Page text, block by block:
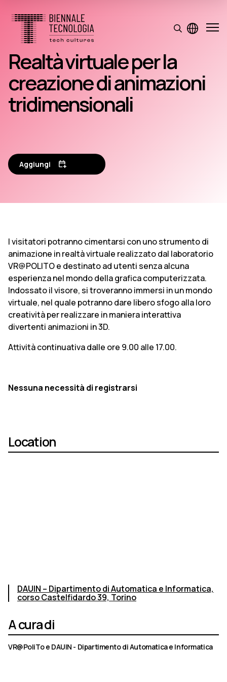
Realtà virtuale per la
creazione di animazioni
tridimensionali
Aggiungi
I visitatori potranno cimentarsi con uno strumento di
animazione in realtà virtuale realizzato dal laboratorio
VR@POLITO e destinato ad utenti senza alcuna
esperienza nel mondo della grafica computerizzata.
Indossato il visore, si troveranno immersi in un mondo
virtuale, nel quale potranno dare libero sfogo alla loro
creatività per realizzare in maniera interattiva
divertenti animazioni in 3D.
Attività continuativa dalle ore 9.00 alle 17.00.
Nessuna necessità di registrarsi
Location
DAUIN – Dipartimento di Automatica e Informatica,
corso Castelfidardo 39, Torino
A cura di
VR@PoliTo e DAUIN - Dipartimento di Automatica e Informatica